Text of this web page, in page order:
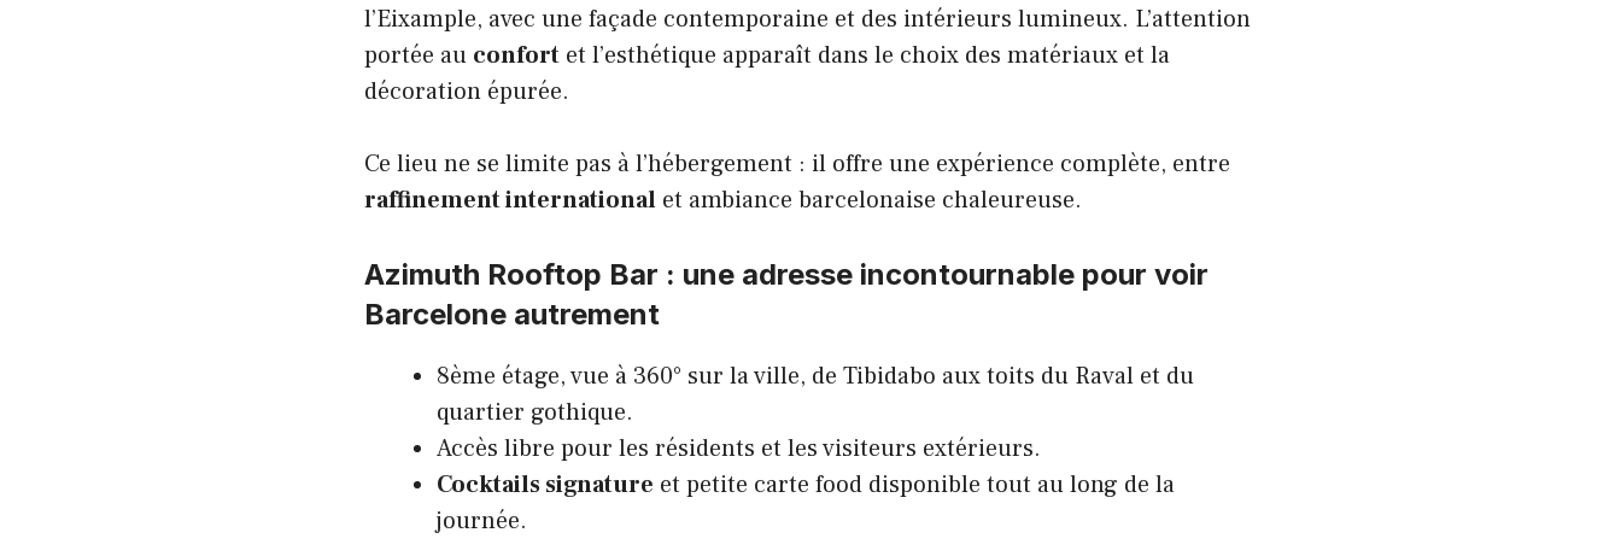
l’Eixample, avec une façade contemporaine et des intérieurs lumineux. L’attention
portée au confort et l’esthétique apparaît dans le choix des matériaux et la
décoration épurée.
Ce lieu ne se limite pas à l’hébergement : il offre une expérience complète, entre
raffinement international et ambiance barcelonaise chaleureuse.
Azimuth Rooftop Bar : une adresse incontournable pour voir
Barcelone autrement
8ème étage, vue à 360° sur la ville, de Tibidabo aux toits du Raval et du
quartier gothique.
Accès libre pour les résidents et les visiteurs extérieurs.
Cocktails signature et petite carte food disponible tout au long de la
journée.